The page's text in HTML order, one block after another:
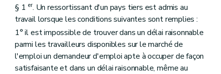
§ 1 er. Un ressortissant d'un pays tiers est admis au
travail lorsque les conditions suivantes sont remplies :
1° il est impossible de trouver dans un délai raisonnable
parmi les travailleurs disponibles sur le marché de
l'emploi un demandeur d'emploi apte à occuper de façon
satisfaisante et dans un délai raisonnable, même au